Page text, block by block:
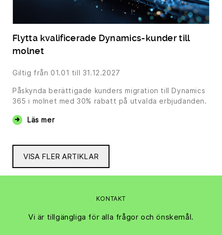
Flytta kvalificerade Dynamics-kunder till
molnet
Giltig från 01.01 till 31.12.2027
Påskynda berättigade kunders migration till Dynamics
365 i molnet med 30% rabatt på utvalda erbjudanden.
Läs mer
VISA FLER ARTIKLAR
KONTAKT
Vi är tillgängliga för alla frågor och önskemål.